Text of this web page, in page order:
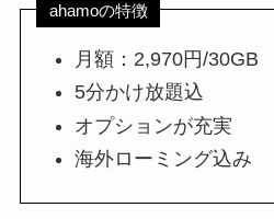
ahamoの特徴
月額：2,970円/30GB
5分かけ放題込
オプションが充実
海外ローミング込み